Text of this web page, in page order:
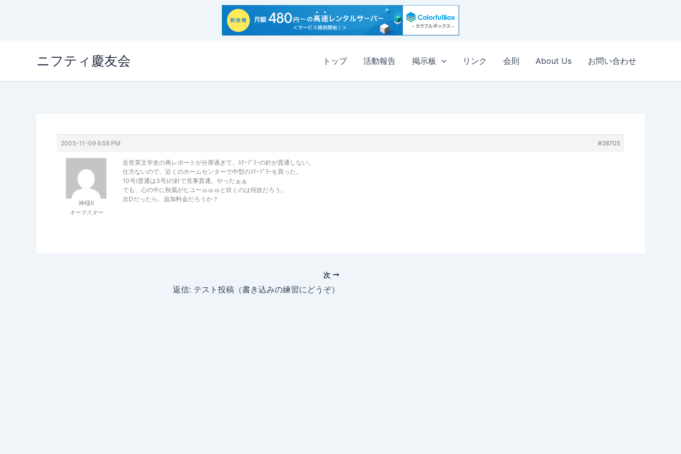
ニフティ慶友会 トップ 活動報告 掲示板 リンク 会則 About Us お問い合わせ
2005-11-09 6:58 PM #28705
神様Ⅱ
キーマスター
近世英文学史の再レポートが分厚過ぎて、ｽﾃｰﾌﾟﾗｰの針が貫通しない。
仕方ないので、近くのホームセンターで中型のｽﾃｰﾌﾟﾗｰを買った。
10号(普通は3号)の針で見事貫通。やったぁぁ
でも、心の中に秋風がヒユーゅゅゅと吹くのは何故だろう。
次Dだったら、追加料金だろうか？
次
返信: テスト投稿（書き込みの練習にどうぞ）